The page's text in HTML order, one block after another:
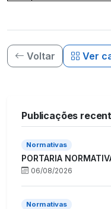
Voltar Ver
Publicações
Normativas
PORTARIA
06/08/2026
Normativas